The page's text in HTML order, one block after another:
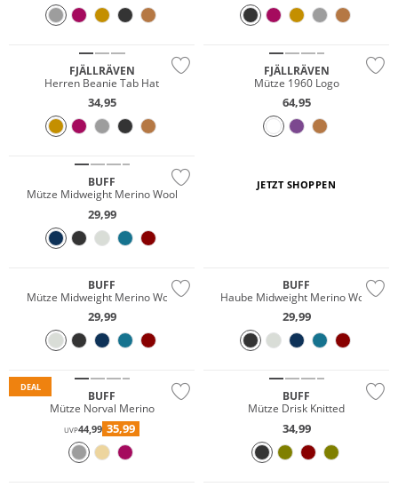
Nachhaltig
FJÄLLRÄVEN
Herren Beanie Tab Hat
34,95
FJÄLLRÄVEN
Mütze 1960 Logo
64,95
Nachhaltig
BUFF
Mütze Midweight Merino Wool
29,99
JETZT SHOPPEN
Nachhaltig
BUFF
Mütze Midweight Merino Wool
29,99
BUFF
Haube Midweight Merino Wool
29,99
DEAL
Nachhaltig
BUFF
Mütze Norval Merino
UVP44,99 35,99
Nachhaltig
BUFF
Mütze Drisk Knitted
34,99